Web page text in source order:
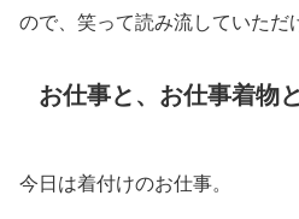
ので、笑って読み流していただ
お仕事と、お仕事着物
今日は着付けのお仕事。